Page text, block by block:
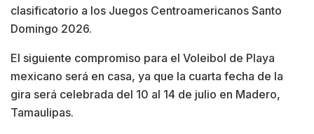
clasificatorio a los Juegos Centroamericanos Santo
Domingo 2026.
El siguiente compromiso para el Voleibol de Playa
mexicano será en casa, ya que la cuarta fecha de la
gira será celebrada del 10 al 14 de julio en Madero,
Tamaulipas.